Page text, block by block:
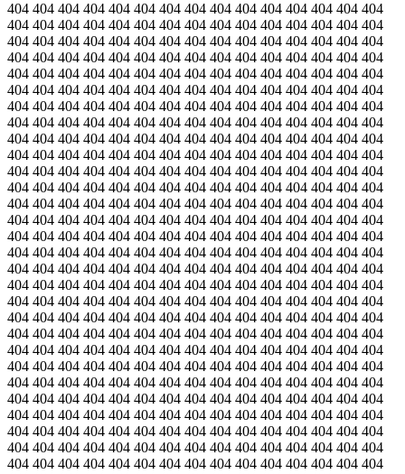
404 404 404 404 404 404 404 404 404 404 404 404 404 404 404
404 404 404 404 404 404 404 404 404 404 404 404 404 404 404
404 404 404 404 404 404 404 404 404 404 404 404 404 404 404
404 404 404 404 404 404 404 404 404 404 404 404 404 404 404
404 404 404 404 404 404 404 404 404 404 404 404 404 404 404
404 404 404 404 404 404 404 404 404 404 404 404 404 404 404
404 404 404 404 404 404 404 404 404 404 404 404 404 404 404
404 404 404 404 404 404 404 404 404 404 404 404 404 404 404
404 404 404 404 404 404 404 404 404 404 404 404 404 404 404
404 404 404 404 404 404 404 404 404 404 404 404 404 404 404
404 404 404 404 404 404 404 404 404 404 404 404 404 404 404
404 404 404 404 404 404 404 404 404 404 404 404 404 404 404
404 404 404 404 404 404 404 404 404 404 404 404 404 404 404
404 404 404 404 404 404 404 404 404 404 404 404 404 404 404
404 404 404 404 404 404 404 404 404 404 404 404 404 404 404
404 404 404 404 404 404 404 404 404 404 404 404 404 404 404
404 404 404 404 404 404 404 404 404 404 404 404 404 404 404
404 404 404 404 404 404 404 404 404 404 404 404 404 404 404
404 404 404 404 404 404 404 404 404 404 404 404 404 404 404
404 404 404 404 404 404 404 404 404 404 404 404 404 404 404
404 404 404 404 404 404 404 404 404 404 404 404 404 404 404
404 404 404 404 404 404 404 404 404 404 404 404 404 404 404
404 404 404 404 404 404 404 404 404 404 404 404 404 404 404
404 404 404 404 404 404 404 404 404 404 404 404 404 404 404
404 404 404 404 404 404 404 404 404 404 404 404 404 404 404
404 404 404 404 404 404 404 404 404 404 404 404 404 404 404
404 404 404 404 404 404 404 404 404 404 404 404 404 404 404
404 404 404 404 404 404 404 404 404 404 404 404 404 404 404
404 404 404 404 404 404 404 404 404 404 404 404 404 404 404